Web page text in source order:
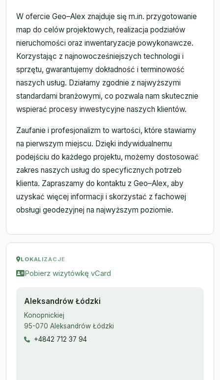
W ofercie Geo–Alex znajduje się m.in. przygotowanie
map do celów projektowych, realizacja podziałów
nieruchomości oraz inwentaryzacje powykonawcze.
Korzystając z najnowocześniejszych technologii i
sprzętu, gwarantujemy dokładność i terminowość
naszych usług. Działamy zgodnie z najwyższymi
standardami branżowymi, co pozwala nam skutecznie
wspierać procesy inwestycyjne naszych klientów.
Zaufanie i profesjonalizm to wartości, które stawiamy
na pierwszym miejscu. Dzięki indywidualnemu
podejściu do każdego projektu, możemy dostosować
zakres naszych usług do specyficznych potrzeb
klienta. Zapraszamy do kontaktu z Geo–Alex, aby
uzyskać więcej informacji i skorzystać z fachowej
obsługi geodezyjnej na najwyższym poziomie.
LOKALIZACJE
Pobierz wizytówkę vCard
Aleksandrów Łódzki
Konopnickiej
95-070 Aleksandrów Łódzki
+4842 712 37 94